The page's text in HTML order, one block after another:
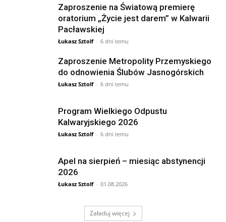
Zaproszenie na Światową premierę
oratorium „Życie jest darem” w Kalwarii
Pacławskiej
Łukasz Sztolf - 6 dni temu
Zaproszenie Metropolity Przemyskiego
do odnowienia Ślubów Jasnogórskich
Łukasz Sztolf - 6 dni temu
Program Wielkiego Odpustu
Kalwaryjskiego 2026
Łukasz Sztolf - 6 dni temu
Apel na sierpień – miesiąc abstynencji
2026
Łukasz Sztolf - 01.08.2026
Załaduj więcej